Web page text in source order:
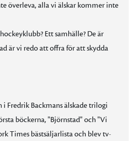
överleva, alla vi älskar kommer inte
Ett samhälle? De är
är vi redo att offra för att skydda
i Fredrik Backmans älskade trilogi
böckerna, "Björnstad" och "Vi
Times bästsäljarlista och blev tv-